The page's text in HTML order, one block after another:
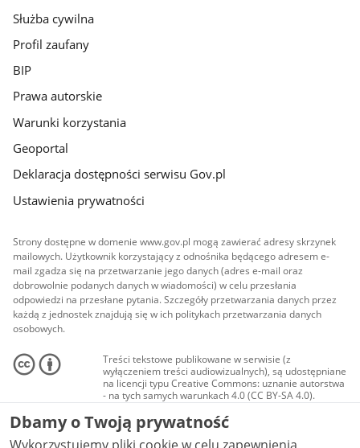
Służba cywilna
Profil zaufany
BIP
Prawa autorskie
Warunki korzystania
Geoportal
Deklaracja dostępności serwisu Gov.pl
Ustawienia prywatności
Strony dostępne w domenie www.gov.pl mogą zawierać adresy skrzynek
mailowych. Użytkownik korzystający z odnośnika będącego adresem e-
mail zgadza się na przetwarzanie jego danych (adres e-mail oraz
dobrowolnie podanych danych w wiadomości) w celu przesłania
odpowiedzi na przesłane pytania. Szczegóły przetwarzania danych przez
każdą z jednostek znajdują się w ich politykach przetwarzania danych
osobowych.
Treści tekstowe publikowane w serwisie (z
wyłączeniem treści audiowizualnych), są udostępniane
na licencji typu Creative Commons: uznanie autorstwa
- na tych samych warunkach 4.0 (CC BY-SA 4.0).
Materiały audiowizualne, w tym zdjęcia, materiały
audio i wideo, są udostępniane na licencji typu
Creative Commons: uznanie autorstwa użycie
niekomercyjne - bez utworów zależnych 4.0 (CC BY-
Dbamy o Twoją prywatność